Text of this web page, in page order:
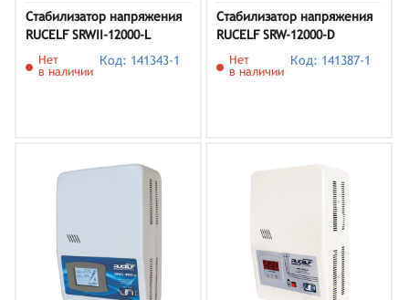
Стабилизатор напряжения
RUCELF SRWII-12000-L
Нет
в наличии
Код: 141343-1
Стабилизатор напряжения
RUCELF SRW-12000-D
Нет
в наличии
Код: 141387-1